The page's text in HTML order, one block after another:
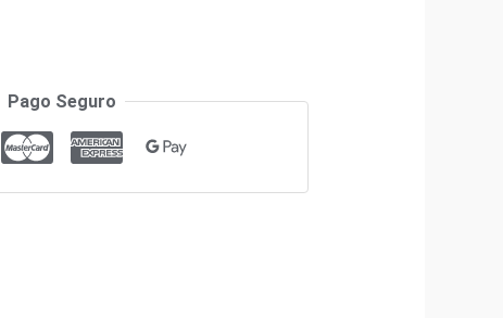
Pago Seguro